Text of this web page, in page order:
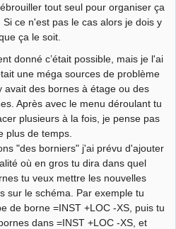
tout seul pour organiser ça
ce n'est pas le cas alors je dois y
ça le soit.
donné c’était possible, mais je l'ai
une méga sources de problème
avait des bornes à étage ou des
Après avec le menu déroulant tu
plusieurs à la fois, je pense pas
plus de temps.
"des borniers" j'ai prévu d'ajouter
où en gros tu dira dans quel
tu veux mettre les nouvelles
sur le schéma. Par exemple tu
de borne =INST +LOC -XS, puis tu
dans =INST +LOC -XS, et